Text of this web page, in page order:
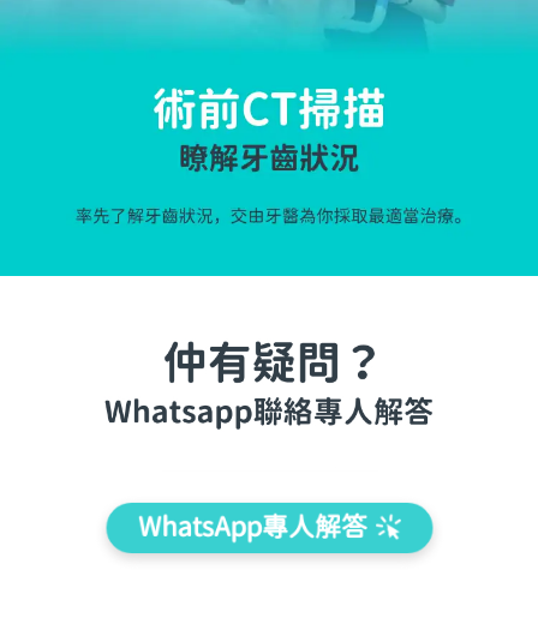
WhatsApp專人解答